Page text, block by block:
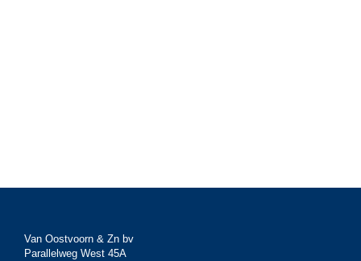
Van Oostvoorn & Zn bv
Parallelweg West 45A